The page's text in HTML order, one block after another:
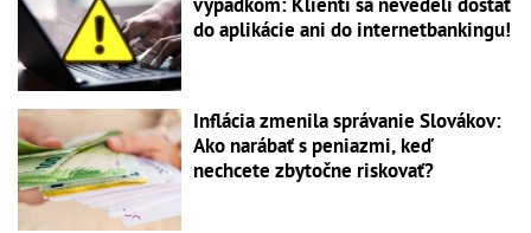
do aplikácie ani do internetbankingu!
Inflácia zmenila správanie Slovákov:
Ako narábať s peniazmi, keď
nechcete zbytočne riskovať?